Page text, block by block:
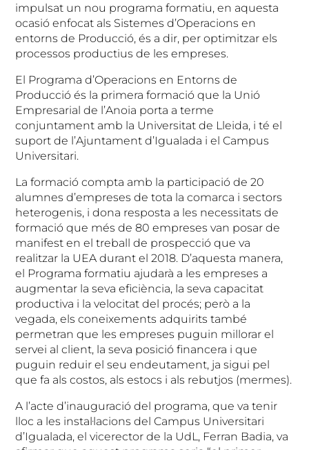
impulsat un nou programa formatiu, en aquesta
ocasió enfocat als Sistemes d’Operacions en
entorns de Producció, és a dir, per optimitzar els
processos productius de les empreses.
El Programa d’Operacions en Entorns de
Producció és la primera formació que la Unió
Empresarial de l’Anoia porta a terme
conjuntament amb la Universitat de Lleida, i té el
suport de l’Ajuntament d’Igualada i el Campus
Universitari.
La formació compta amb la participació de 20
alumnes d’empreses de tota la comarca i sectors
heterogenis, i dona resposta a les necessitats de
formació que més de 80 empreses van posar de
manifest en el treball de prospecció que va
realitzar la UEA durant el 2018. D’aquesta manera,
el Programa formatiu ajudarà a les empreses a
augmentar la seva eficiència, la seva capacitat
productiva i la velocitat del procés; però a la
vegada, els coneixements adquirits també
permetran que les empreses puguin millorar el
servei al client, la seva posició financera i que
puguin reduir el seu endeutament, ja sigui pel
que fa als costos, als estocs i als rebutjos (mermes).
A l’acte d’inauguració del programa, que va tenir
lloc a les instal·lacions del Campus Universitari
d’Igualada, el vicerector de la UdL, Ferran Badia, va